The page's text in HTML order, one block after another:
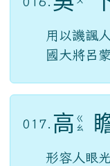
用以譏諷
國大將呂蒙
017. 高 ㄍ
ㄠ
形容人眼